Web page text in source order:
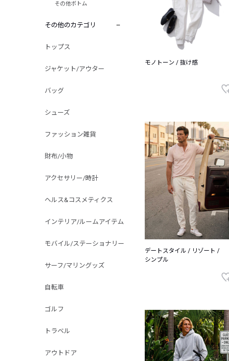
その他ボトム
その他のカテゴリ
トップス
ジャケット/アウター
バッグ
シューズ
ファッション雑貨
財布/小物
アクセサリー/時計
ヘルス&コスメティクス
インテリア/ルームアイテム
モバイル/ステーショナリー
サーフ/マリングッズ
自転車
ゴルフ
トラベル
アウトドア
モノトーン / 抜け感
デートスタイル / リゾート /
シンプル